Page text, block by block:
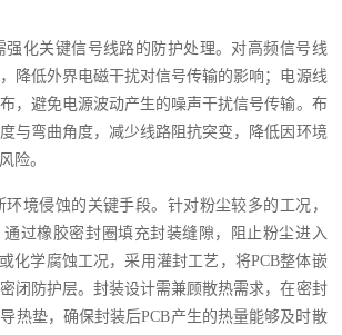
强化关键信号线路的防护处理。对高频信号线
降低外界电磁干扰对信号传输的影响；电源线
，避免电源波动产生的噪声干扰信号传输。布
与弯曲角度，减少线路阻抗突变，降低因环境
险。
境侵蚀的关键手段。针对粉尘较多的工况，
过橡胶密封圈填充封装缝隙，阻止粉尘进入
化学腐蚀工况，采用灌封工艺，将PCB整体嵌
闭防护层。封装设计需兼顾散热需求，在密封
热垫，确保封装后PCB产生的热量能够及时散